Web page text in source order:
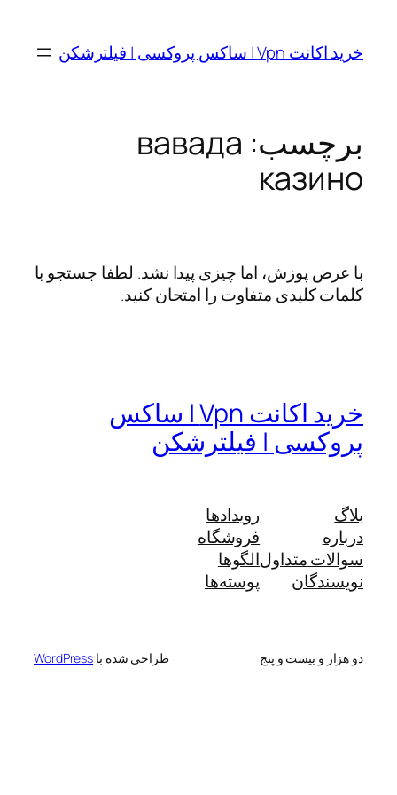
محتواخرید اکانت Vpn | ساکس پروکسی | فیلترشکن
برچسب: вавада
казино
با عرض پوزش، اما چیزی پیدا نشد. لطفا جستجو با
کلمات کلیدی متفاوت را امتحان کنید.
خرید اکانت Vpn | ساکس
پروکسی | فیلترشکن
بلاگ
درباره
سوالات متداول
نویسندگان
رویدادها
فروشگاه
الگوها
پوسته‌ها
دو هزار و بیست و پنج طراحی شده با WordPress